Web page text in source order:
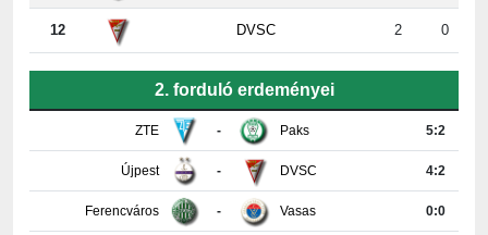
ZTE - Paks
Újpest DVSC 4:2
Ferencváros Vasas 0:0
Győr Nyíregyháza 4:0